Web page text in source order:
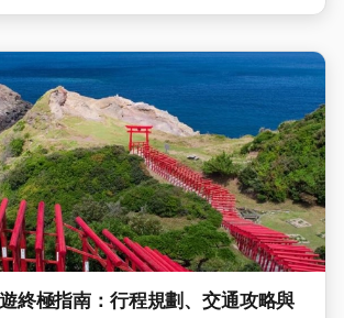
終極指南：行程規劃、交通攻略與